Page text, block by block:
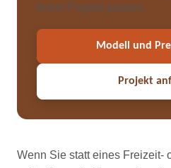
Ihrem Projekt passen.
Modell und
Projekt
Wenn Sie statt eines Freizeit-